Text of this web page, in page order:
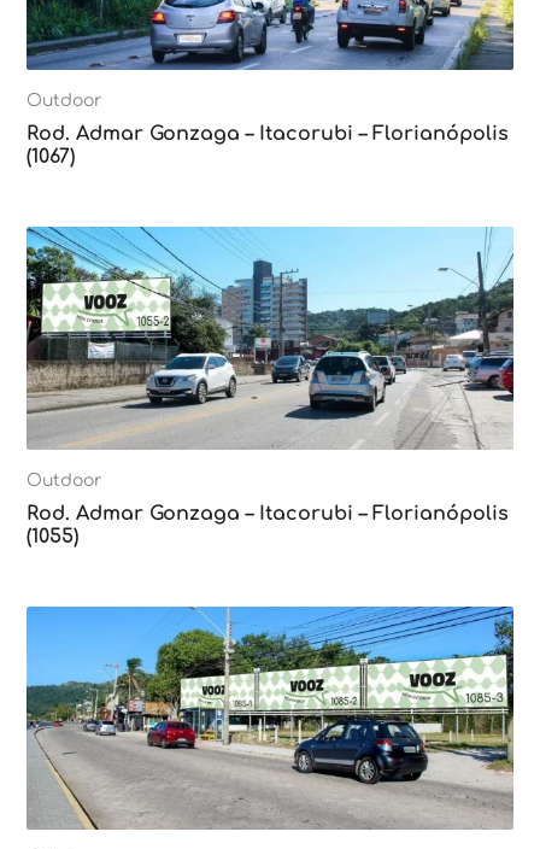
Outdoor
Rod. Admar Gonzaga – Itacorubi – Florianópolis
(1067)
Outdoor
Rod. Admar Gonzaga – Itacorubi – Florianópolis
(1055)